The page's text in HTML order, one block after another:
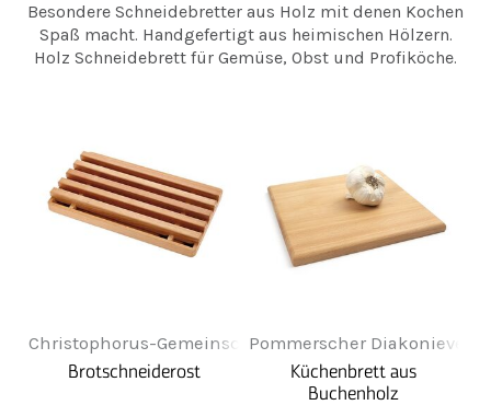
Besondere Schneidebretter aus Holz mit denen Kochen
Spaß macht. Handgefertigt aus heimischen Hölzern.
Holz Schneidebrett für Gemüse, Obst und Profiköche.
Christophorus-Gemeinschaft
Brotschneiderost
Pommerscher
Küchenbrett aus
Buchenholz